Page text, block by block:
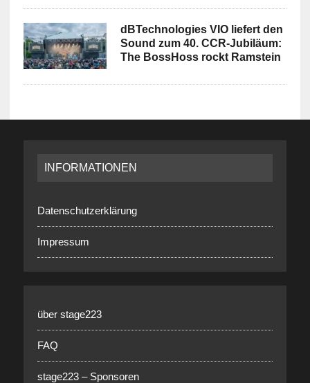
dBTechnologies VIO liefert den
Sound zum 40. CCR-Jubiläum:
The BossHoss rockt Ramstein
INFORMATIONEN
Datenschutzerklärung
Impressum
über stage223
FAQ
stage223 – Sponsoren